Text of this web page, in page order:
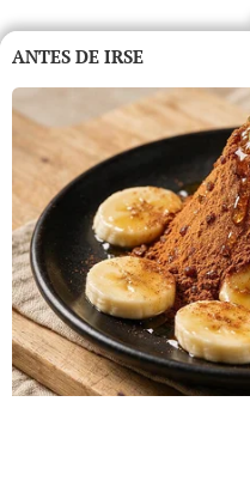
ANTES DE IRSE